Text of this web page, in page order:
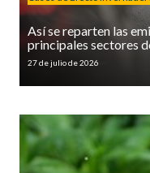
Así se reparten las
principales sectores
27 de julio de 2026